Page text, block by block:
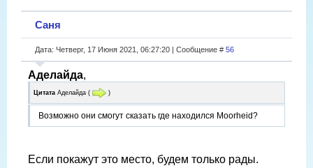
Саня
Дата: Четверг, 17 Июня 2021, 06:27:20 | Сообщение # 56
Аделайда,
Цитата Аделайда ( )
Возможно они смогут сказать где находился Moorheid?
Если покажут это место, будем только рады.